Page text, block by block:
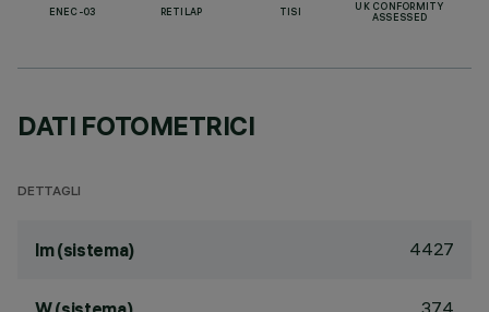
ENEC-03 RETILAP TISI
UK CONFORMITY
ASSESSED
DATI FOTOMETRICI
DETTAGLI
lm (sistema) 4427
37.4